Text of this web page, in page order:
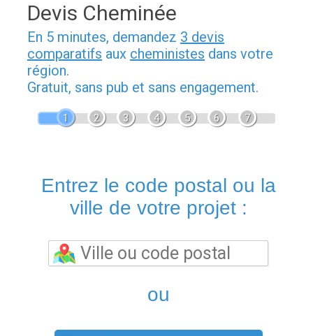
Devis Cheminée
En 5 minutes, demandez 3 devis
comparatifs aux cheministes dans votre
région.
Gratuit, sans pub et sans engagement.
1 2 3 4 5 6 7
Entrez le code postal ou la
ville de votre projet :
ou